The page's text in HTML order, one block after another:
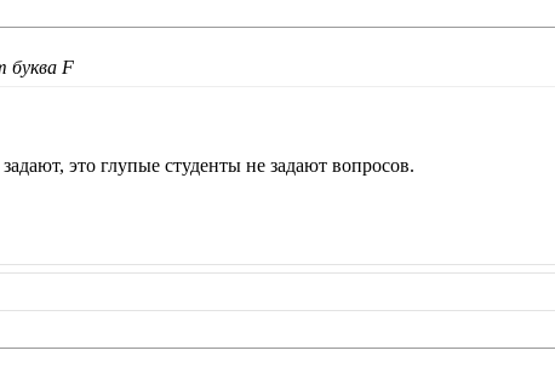
буква F
это глупые студенты не задают вопросов.